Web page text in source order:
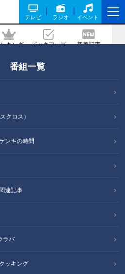
テレビ ラジオ イベント
キング ピックアップ 新着記事
番組一覧
クロス）
ンキの時間
連記事
ラバ
ッキング
高校の女子生徒たち
会った！
記事に戻る